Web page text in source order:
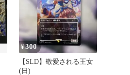
¥300
【SLD】敬愛される王女
(日)